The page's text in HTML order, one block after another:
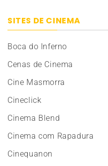
SITES DE CINEMA
Boca do Inferno
Cenas de Cinema
Cine Masmorra
Cineclick
Cinema Blend
Cinema com Rapadura
Cinequanon